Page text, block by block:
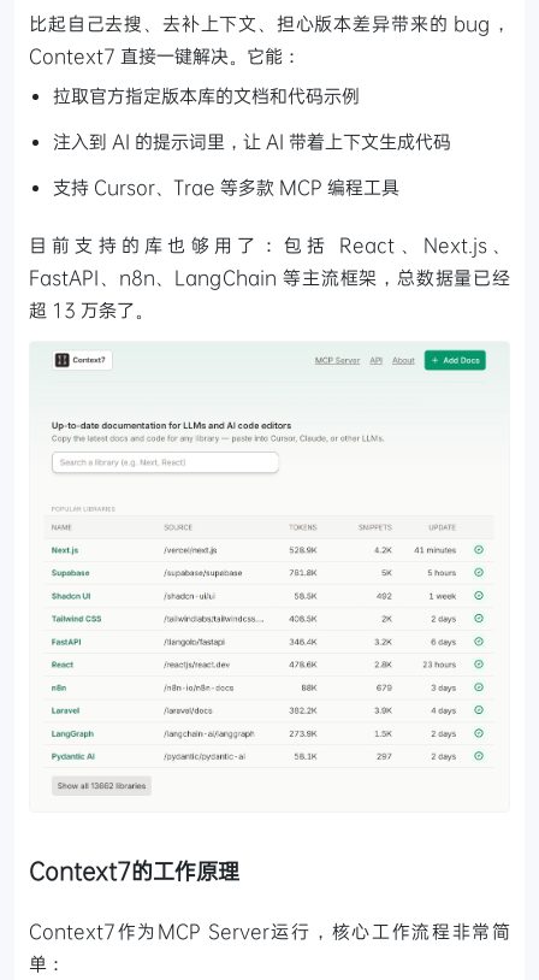
比起自己去搜、去补上下文、担心版本差异带来的 bug，
Context7 直接一键解决。它能：
拉取官方指定版本库的文档和代码示例
注入到 AI 的提示词里，让 AI 带着上下文生成代码
支持 Cursor、Trae 等多款 MCP 编程工具
目前支持的库也够用了：包括 React、Next.js、
FastAPI、n8n、LangChain 等主流框架，总数据量已经
超 13 万条了。
Context7的工作原理
Context7作为MCP Server运行，核心工作流程非常简
单：